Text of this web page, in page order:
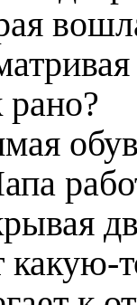
рано?
какую-